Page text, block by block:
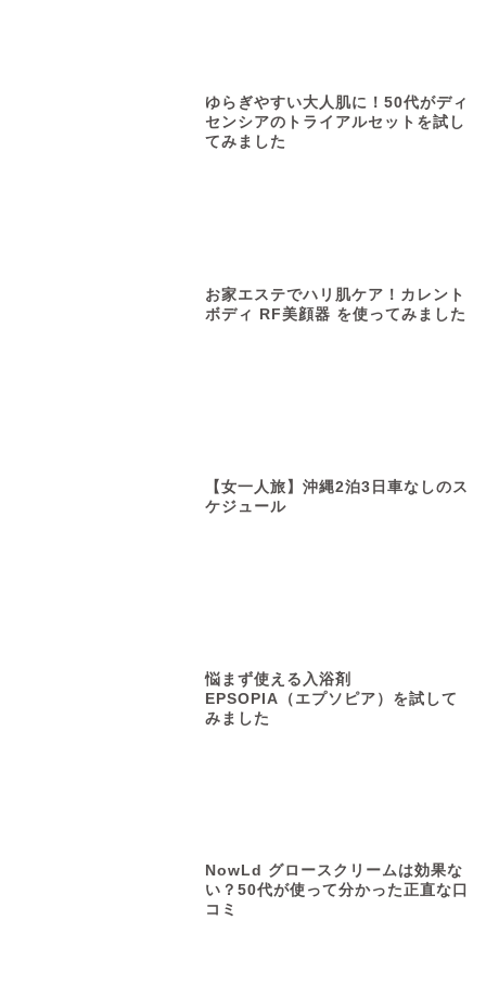
ゆらぎやすい大人肌に！50代がディ
センシアのトライアルセットを試し
てみました
お家エステでハリ肌ケア！カレント
ボディ RF美顔器 を使ってみました
【女一人旅】沖縄2泊3日車なしのス
ケジュール
悩まず使える入浴剤
EPSOPIA（エプソピア）を試して
みました
NowLd グロースクリームは効果な
い？50代が使って分かった正直な口
コミ